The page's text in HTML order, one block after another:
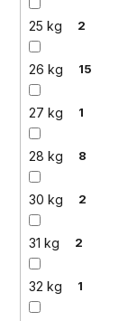
25 kg 2
26 kg 15
27 kg 1
28 kg 8
30 kg 2
31 kg 2
32 kg 1